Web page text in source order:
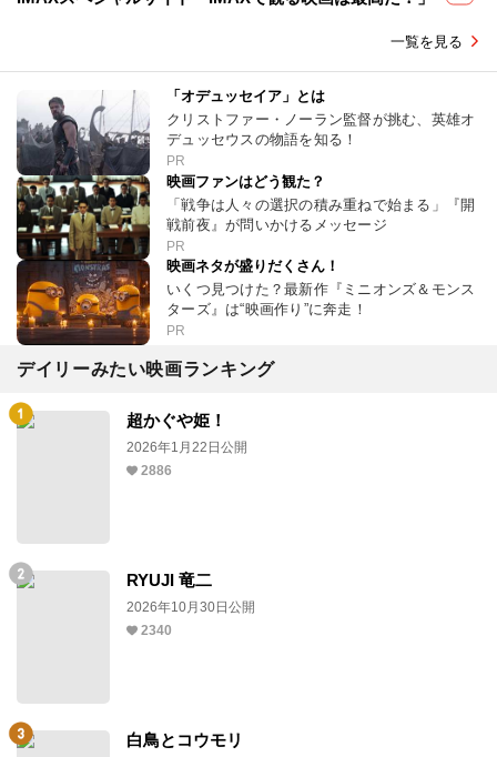
一覧を見る
「オデュッセイア」とは
クリストファー・ノーラン監督が挑む、英雄オ
デュッセウスの物語を知る！
PR
映画ファンはどう観た？
「戦争は人々の選択の積み重ねで始まる」『開
戦前夜』が問いかけるメッセージ
PR
映画ネタが盛りだくさん！
いくつ見つけた？最新作『ミニオンズ＆モンス
ターズ』は“映画作り”に奔走！
PR
デイリーみたい映画ランキング
超かぐや姫！
2026年1月22日公開
2886
RYUJI 竜二
2026年10月30日公開
2340
白鳥とコウモリ